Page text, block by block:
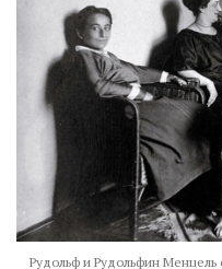
Рудольф и Рудольфин Менцель